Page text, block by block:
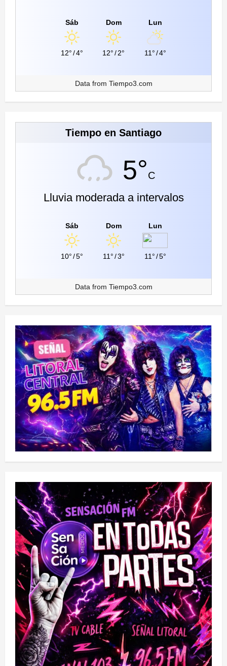
Sáb
12°/4°
Dom
12°/2°
Lun
11°/4°
Data from Tiempo3.com
Tiempo en Santiago
5°C
Lluvia moderada a intervalos
Sáb
10°/5°
Dom
11°/3°
Lun
11°/5°
Data from Tiempo3.com